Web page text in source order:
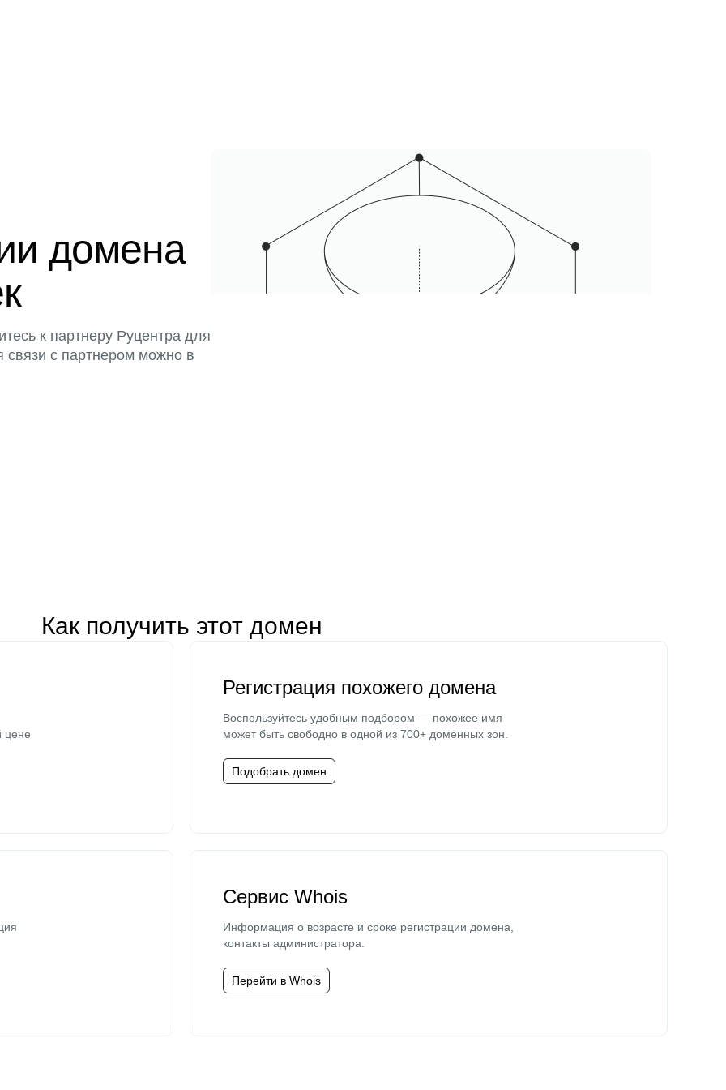
домена
к партнеру Руцентра для
связи с партнером можно в
Как получить этот домен
цене
Регистрация похожего домена
Воспользуйтесь удобным подбором — похожее имя
может быть свободно в одной из 700+ доменных зон.
Подобрать домен
Сервис Whois
Информация о возрасте и сроке регистрации домена,
контакты администратора.
Перейти в Whois